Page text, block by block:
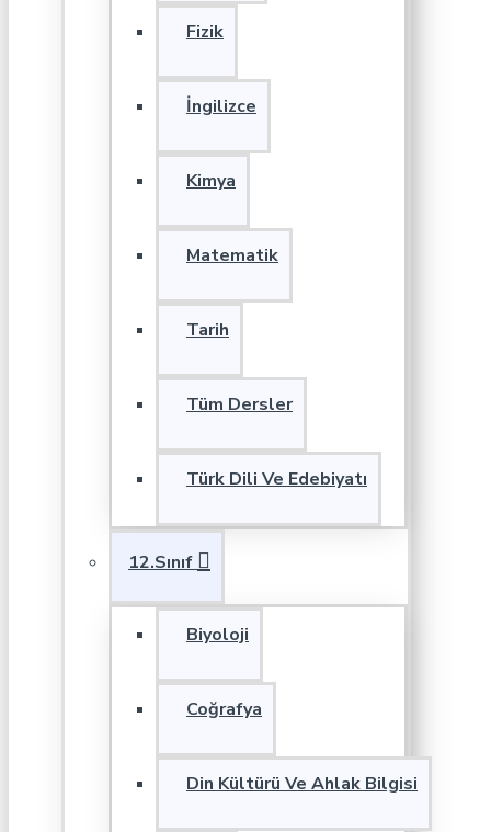
Fizik
İngilizce
Kimya
Matematik
Tarih
Tüm Dersler
Türk Dili Ve Edebiyatı
12.Sınıf
Biyoloji
Coğrafya
Din Kültürü Ve Ahlak Bilgisi